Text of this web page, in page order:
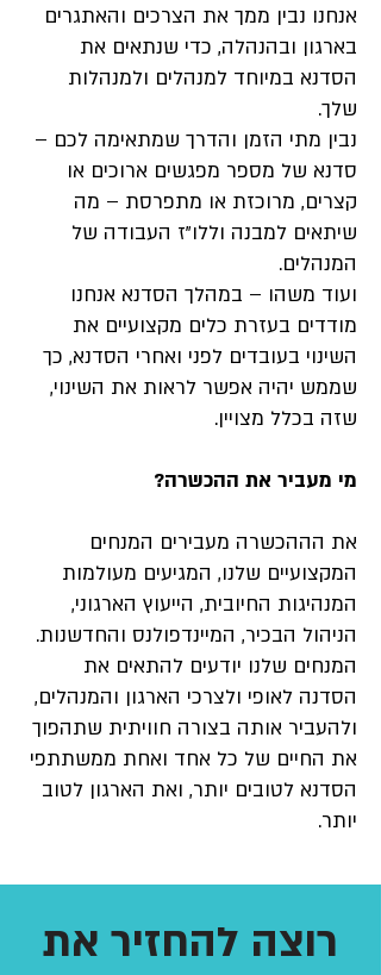
אנחנו נבין ממך את הצרכים והאתגרים
בארגון ובהנהלה, כדי שנתאים את
הסדנא במיוחד למנהלים ולמנהלות
שלך.
נבין מתי הזמן והדרך שמתאימה לכם –
סדנא של מספר מפגשים ארוכים או
קצרים, מרוכזת או מתפרסת – מה
שיתאים למבנה וללו”ז העבודה של
המנהלים.
ועוד משהו – במהלך הסדנא אנחנו
מודדים בעזרת כלים מקצועיים את
השינוי בעובדים לפני ואחרי הסדנא, כך
שממש יהיה אפשר לראות את השינוי,
שזה בכלל מצויין.
מי מעביר את ההכשרה?
את הההכשרה מעבירים המנחים
המקצועיים שלנו, המגיעים מעולמות
המנהיגות החיובית, הייעוץ הארגוני,
הניהול הבכיר, המיינדפולנס והחדשנות.
המנחים שלנו יודעים להתאים את
הסדנה לאופי ולצרכי הארגון והמנהלים,
ולהעביר אותה בצורה חוויתית שתהפוך
את החיים של כל אחד ואחת ממשתתפי
הסדנא לטובים יותר, ואת הארגון לטוב
יותר.
רוצה להחזיר את